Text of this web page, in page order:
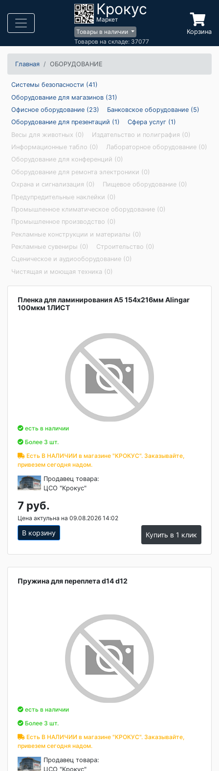
Крокус
Маркет
Товары в наличии
Товаров на складе: 37077
Корзина
Главная ОБОРУДОВАНИЕ
Системы безопасности (41)
Оборудование для магазинов (31)
Офисное оборудование (23)
Банковское оборудование (5)
Оборудование для презентаций (1)
Сфера услуг (1)
Весы для животных (0)
Издательство и полиграфия (0)
Информационные табло (0)
Лабораторное оборудование (0)
Оборудование для конференций (0)
Оборудование для ремонта электроники (0)
Охрана и сигнализация (0)
Пищевое оборудование (0)
Предупредительные наклейки (0)
Промышленное климатическое оборудование (0)
Промышленное производство (0)
Рекламные конструкции и материалы (0)
Рекламные сувениры (0)
Строительство (0)
Сценическое и аудиооборудование (0)
Чистящая и моющая техника (0)
Пленка для ламинирования А5 154х216мм Alingar
100мкм 1ЛИСТ
есть в наличии
Более 3 шт.
Есть В НАЛИЧИИ в магазине "КРОКУС". Заказывайте,
привезем сегодня надом.
Продавец товара:
ЦСО "Крокус"
7 руб.
Цена актульна на 09.08.2026 14:02
В корзину Купить в 1 клик
Пружина для переплета d14 d12
есть в наличии
Более 3 шт.
Есть В НАЛИЧИИ в магазине "КРОКУС". Заказывайте,
привезем сегодня надом.
Продавец товара:
ЦСО "Крокус"